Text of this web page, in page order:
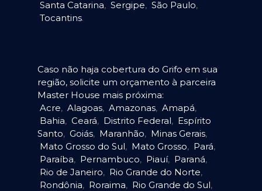
Santa Catarina, Sergipe, São Paulo,
Tocantins.
Caso não haja cobertura do Grifo em sua
região, solicite um orçamento à parceira
Master House mais próxima:
Acre, Alagoas, Amazonas, Amapá,
Bahia, Ceará, Distrito Federal, Espírito
Santo, Goiás, Maranhão, Minas Gerais,
Mato Grosso do Sul, Mato Grosso, Pará,
Paraíba, Pernambuco, Piauí, Paraná,
Rio de Janeiro, Rio Grande do Norte,
Rondônia, Roraima, Rio Grande do Sul,